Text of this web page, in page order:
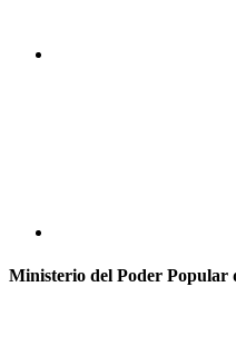
Ministerio del Poder Popular